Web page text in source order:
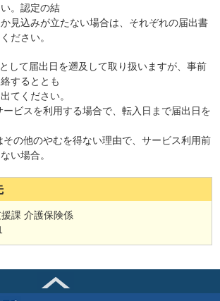
。認定の結
見込みが立たない場合は、それぞれの届出書
ださい。
して届出日を遡及して取り扱いますが、事前
するととも
てください。
ービスを利用する場合で、転入日まで届出日を
その他のやむを得ない理由で、サービス利用前
い場合。
課 介護保険係